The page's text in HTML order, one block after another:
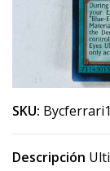
SKU:
Descripción